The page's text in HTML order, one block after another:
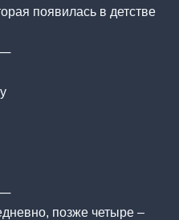
появилась в детстве
позже четыре –